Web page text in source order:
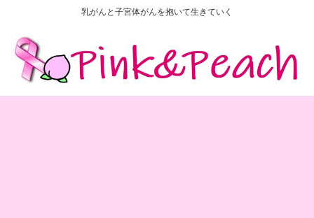
乳がんと子宮体がんを抱いて生きていく